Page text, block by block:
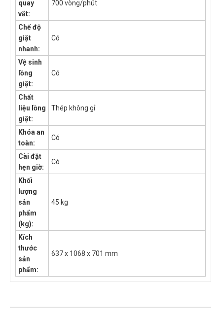
quay
vắt:
700 vòng/phút
Chế độ
giặt
nhanh:
Có
Vệ sinh
lồng
giặt:
Có
Chất
liệu lồng
giặt:
Thép không gỉ
Khóa an
toàn:
Có
Cài đặt
hẹn giờ:
Có
Khối
lượng
sản
phẩm
(kg):
45 kg
Kích
thước
sản
phẩm:
637 x 1068 x 701 mm